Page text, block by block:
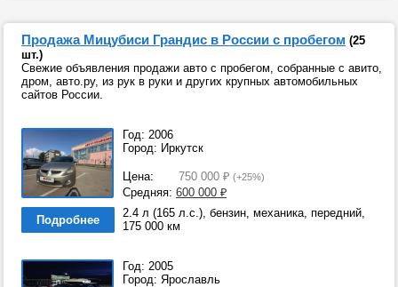
Продажа Мицубиси Грандис в России с пробегом (25
шт.)
Свежие объявления продажи авто с пробегом, собранные с авито,
дром, авто.ру, из рук в руки и других крупных автомобильных
сайтов России.
Год: 2006
Город: Иркутск
Цена: 750 000 ₽ (+25%)
Средняя: 600 000 ₽
Подробнее
2.4 л (165 л.с.), бензин, механика, передний,
175 000 км
Год: 2005
Город: Ярославль